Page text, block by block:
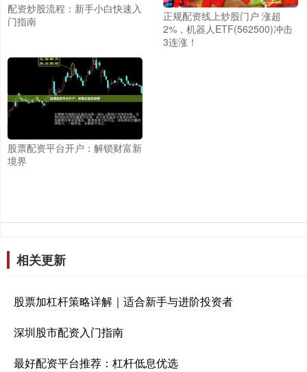
配资炒股流程：新手小白快速入
门指南
正规配资线上炒股门户 涨超
2%，机器人ETF(562500)冲击
3连涨！
股票配资平台开户：解锁财富新
境界
相关更新
股票加杠杆策略详解｜适合新手与进阶投资者
深圳股市配资入门指南
最好配资平台推荐：杠杆低息优选